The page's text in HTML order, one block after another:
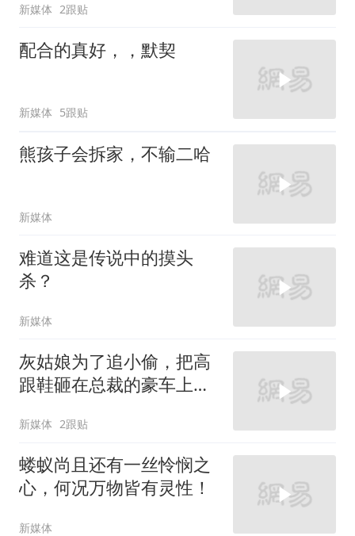
新媒体 2跟贴
配合的真好，，默契
新媒体 5跟贴
熊孩子会拆家，不输二哈
新媒体
难道这是传说中的摸头
杀？
新媒体
灰姑娘为了追小偷，把高
跟鞋砸在总裁的豪车上，
新媒体 2跟贴
蝼蚁尚且还有一丝怜悯之
心，何况万物皆有灵性！
新媒体